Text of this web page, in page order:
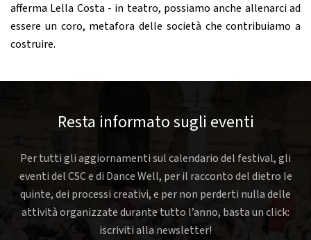
afferma Lella Costa - in teatro, possiamo anche allenarci ad
essere un coro, metafora delle società che contribuiamo a
costruire.
Resta informato sugli eventi
Per tutti gli aggiornamenti sul calendario del festival, gli
eventi del CSC e di Dance Well, per il racconto del dietro le
quinte, dei processi creativi, e per non perderti nulla delle
attività organizzate durante tutto l’anno, basta un click:
iscriviti alla newsletter!